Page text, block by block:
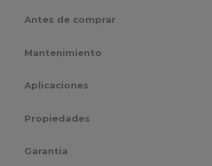
Antes de comprar
Mantenimiento
Aplicaciones
Propiedades
Garantia